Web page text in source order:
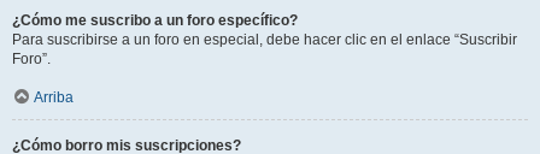
¿Cómo me suscribo a un foro específico?
Para suscribirse a un foro en especial, debe hacer clic en el enlace “Suscribir
Foro”.
Arriba
¿Cómo borro mis suscripciones?